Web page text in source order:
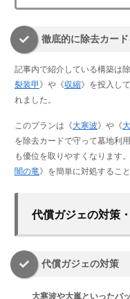
徹底的に除去カー
記事内で紹介している構築は
裂装甲 》や《収縮》を投入し
れました。
このプランは《大寒波》や《
を除去カードで守って墓地利
も優位を取りやすくなります
闇の竜》を簡単に対処するこ
代償ガジェの対策
代償ガジェの対策
大寒波や大嵐といったバ